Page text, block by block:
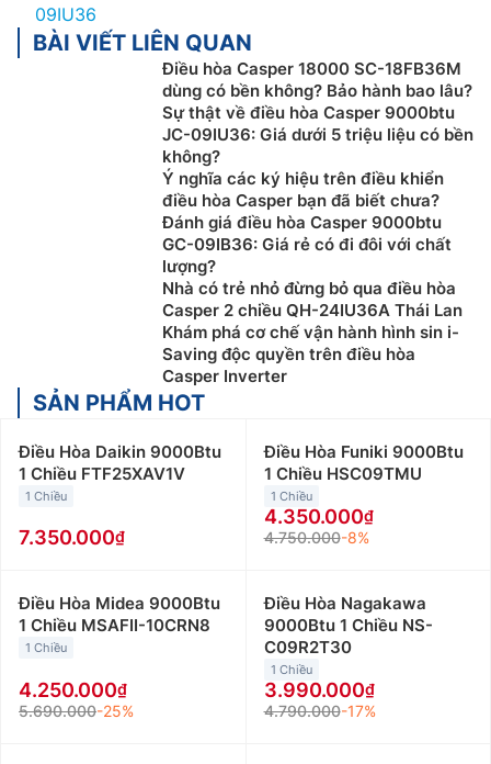
09IU36
BÀI VIẾT LIÊN QUAN
Điều hòa Casper 18000 SC-18FB36M
dùng có bền không? Bảo hành bao lâu?
Sự thật về điều hòa Casper 9000btu
JC-09IU36: Giá dưới 5 triệu liệu có bền
không?
Ý nghĩa các ký hiệu trên điều khiển
điều hòa Casper bạn đã biết chưa?
Đánh giá điều hòa Casper 9000btu
GC-09IB36: Giá rẻ có đi đôi với chất
lượng?
Nhà có trẻ nhỏ đừng bỏ qua điều hòa
Casper 2 chiều QH-24IU36A Thái Lan
Khám phá cơ chế vận hành hình sin i-
Saving độc quyền trên điều hòa
Casper Inverter
SẢN PHẨM HOT
Điều Hòa Daikin 9000Btu
1 Chiều FTF25XAV1V
1 Chiều
7.350.000
Điều Hòa Funiki 9000Btu
1 Chiều HSC09TMU
1 Chiều
4.350.000
4.750.000-8%
Điều Hòa Midea 9000Btu
1 Chiều MSAFII-10CRN8
1 Chiều
4.250.000
5.690.000-25%
Điều Hòa Nagakawa
9000Btu 1 Chiều NS-
C09R2T30
1 Chiều
3.990.000
4.790.000-17%